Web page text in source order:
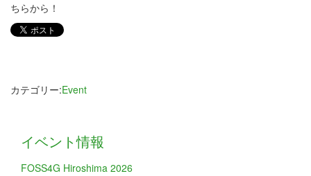
ちらから！
カテゴリー:Event
イベント情報
FOSS4G Hiroshima 2026